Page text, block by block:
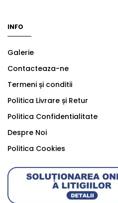
INFO
Galerie
Contacteaza-ne
Termeni și conditii
Politica Livrare și Retur
Politica Confidentialitate
Despre Noi
Politica Cookies